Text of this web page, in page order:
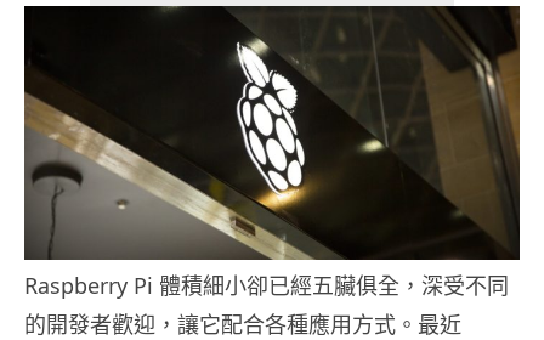
Raspberry Pi 體積細小卻已經五臟俱全，深受不同
的開發者歡迎，讓它配合各種應用方式。最近